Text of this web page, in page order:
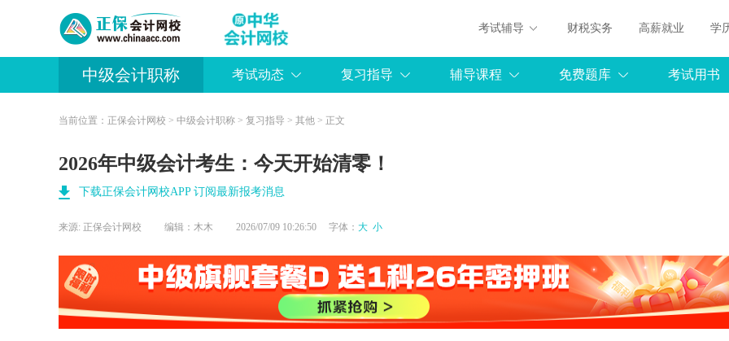
考试辅导 财税实务 高薪就业 学
中级会计职称 考试动态 复习指导 辅导课程 免费题库 考试用书
当前位置： 正保会计网校 > 中级会计职称 > 复习指导 > 其他 > 正文
2026年中级会计考生：今天开始清零！
下载正保会计网校APP 订阅最新报考消息
来源: 正保会计网校 编辑：木木 2026/07/09 10:26:50 字体： 大 小